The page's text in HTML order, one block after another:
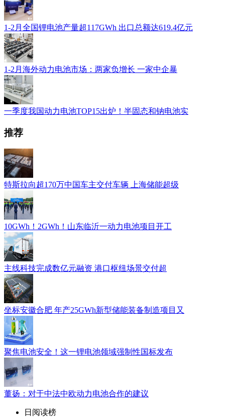
1-2月全国锂电池产量超117GWh 出口总额达619.4亿元
1-2月海外动力电池市场：两家负增长 一家中企暴
一季度我国动力电池TOP15出炉！半固态和钠电池实
推荐
特斯拉向超170万中国车主交付车辆 上海储能超级
10GWh！2GWh！山东临沂一动力电池项目开工
主线科技完成数亿元融资 港口枢纽场景交付超
坐标安徽合肥 年产25GWh新型储能装备制造项目又
聚焦电池安全！这一锂电池领域强制性国标发布
董扬：对于中法中欧动力电池合作的建议
日阅读榜